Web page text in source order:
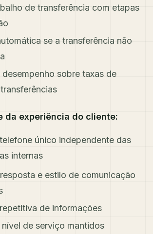
de transferência com etapas
se a transferência não
sobre taxas de
da experiência do cliente:
único independente das
internas
e estilo de comunicação
de informações
de serviço mantidos